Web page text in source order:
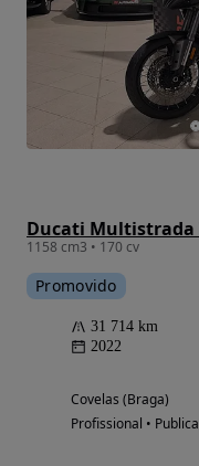
Ducati Multistrada
1158 cm3 • 170 cv
Promovido
31 714 km
2022
Covelas (Braga)
Profissional •